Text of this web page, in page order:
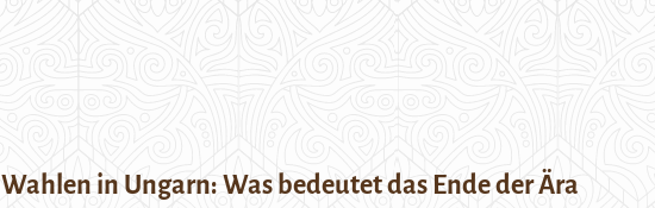
Wahlen in Ungarn: Was bedeutet das Ende der Ära